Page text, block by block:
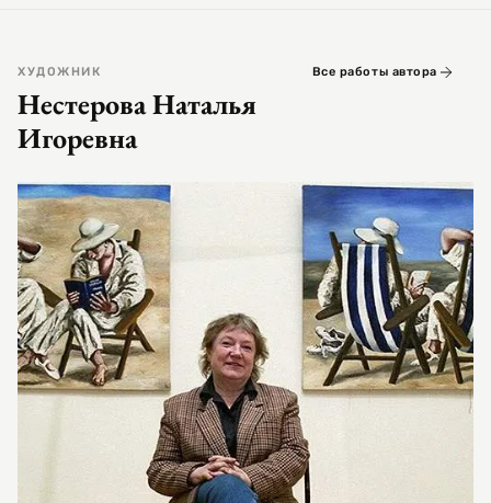
ХУДОЖНИК
Нестерова Наталья
Игоревна
Все работы автора